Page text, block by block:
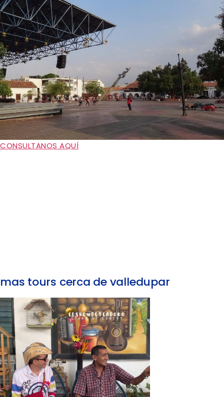
CONSULTANOS AQUÍ
mas tours cerca de valledupar